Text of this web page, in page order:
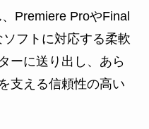
Premiere ProやFinal
フトに対応する柔軟
ーに送り出し、あら
支える信頼性の高い